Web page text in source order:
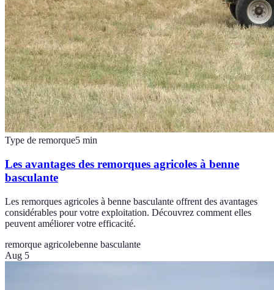
Type de remorque5 min
Les avantages des remorques agricoles à benne
basculante
Les remorques agricoles à benne basculante offrent des avantages
considérables pour votre exploitation. Découvrez comment elles
peuvent améliorer votre efficacité.
remorque agricolebenne basculante
Aug 5